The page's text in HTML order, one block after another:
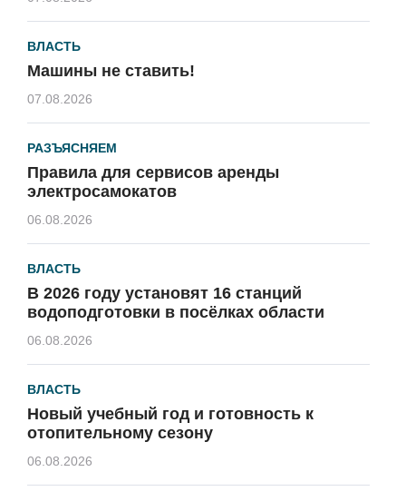
ВЛАСТЬ
Машины не ставить!
07.08.2026
РАЗЪЯСНЯЕМ
Правила для сервисов аренды
электросамокатов
06.08.2026
ВЛАСТЬ
В 2026 году установят 16 станций
водоподготовки в посёлках области
06.08.2026
ВЛАСТЬ
Новый учебный год и готовность к
отопительному сезону
06.08.2026